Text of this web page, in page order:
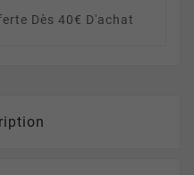
Dès 40€ D'achat